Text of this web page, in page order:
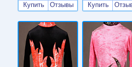
Купить
Отзывы
Купить